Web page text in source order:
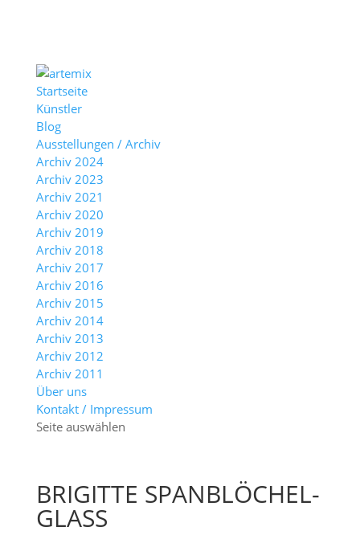
Startseite
Künstler
Blog
Ausstellungen / Archiv
Archiv 2024
Archiv 2023
Archiv 2021
Archiv 2020
Archiv 2019
Archiv 2018
Archiv 2017
Archiv 2016
Archiv 2015
Archiv 2014
Archiv 2013
Archiv 2012
Archiv 2011
Über uns
Kontakt / Impressum
Seite auswählen
BRIGITTE SPANBLÖCHEL-
GLASS